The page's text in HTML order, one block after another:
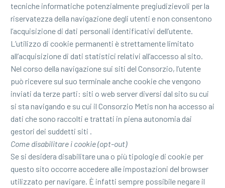
tecniche informatiche potenzialmente pregiudizievoli per la
riservatezza della navigazione degli utenti e non consentono
l’acquisizione di dati personali identificativi dell’utente.
L’utilizzo di cookie permanenti è strettamente limitato
all’acquisizione di dati statistici relativi all’accesso al sito.
Nel corso della navigazione sui siti del Consorzio, l’utente
può ricevere sul suo terminale anche cookie che vengono
inviati da terze parti: siti o web server diversi dal sito su cui
si sta navigando e su cui il Consorzio Metis non ha accesso ai
dati che sono raccolti e trattati in piena autonomia dai
gestori dei suddetti siti .
Come disabilitare i cookie (opt-out)
Se si desidera disabilitare una o più tipologie di cookie per
questo sito occorre accedere alle impostazioni del browser
utilizzato per navigare. È infatti sempre possibile negare il